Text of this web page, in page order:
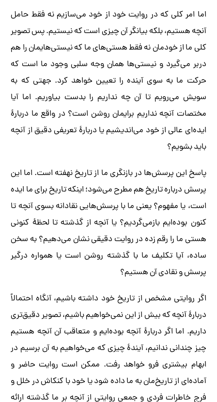
اما امر کلی که در روایت خود از خود می‌سازیم نه فقط حامل
آنچه هستیم، بلکه بیانگر آن چیزی است که نیستیم. پس تصویر
کلی ما از خودمان نه فقط هستی‌های ما که نیستی‌هایمان را هم
دربر می‌گیرد و نیستی‌ها همان وجه سلبی وجود ما است که
حرکت ما به سوی آینده را تعیین خواهد کرد. جهتی که به
سویش می‌رویم تا آن چه نداریم را بدست بیاوریم. اما آیا
مختصات آنچه نداریم برایمان روشن است؟ در واقع ما دربارۀ
ایده‌ای عالی از خود می‌اندیشیم یا دربارۀ تعریفی دقیق از آنچه
باید بشویم؟
پاسخ این پرسش‌ها در بازنگری ما از تاریخ نهفته است. اما این
پرسش درباره تاریخ هم مطرح می‌شود؛ اینکه تاریخ برای ما ایده
است، یا مفهوم؟ یعنی ما با پرسش‌هایی نقادانه بسوی آنچه تا
کنون بوده‌ایم بازمی‌گردیم؟ یا آنچه از گذشته تا لحظۀ کنونی
هستی ما را رقم زده در روایت دقیقی نشان می‌دهیم؟ به سخن
ساده، آیا تکلیف ما با گذشته روشن است یا همواره درگیر
پرسش و نقادی آن هستیم؟
اگر روایتی مشخص از تاریخ خود داشته باشیم، آنگاه احتمالاً
دربارۀ آنچه که بیش از این نمی‌خواهیم باشیم، تصویر دقیق‌تری
داریم. اما اگر دربارۀ آنچه بوده‌ایم و متعاقب آن آنچه هستیم
چیز چندانی ندانیم، آیندۀ چیزی که می‌خواهیم به آن برسیم در
ابهام بیشتری فرو خواهد رفت. ممکن است روایت حاضر و
آماده‌ای از تاریخ‌مان به ما داده شود یا خود با کنکاش در خلل و
فرج خاطرات فردی و جمعی روایتی از آنچه بر ما گذشته ارائه